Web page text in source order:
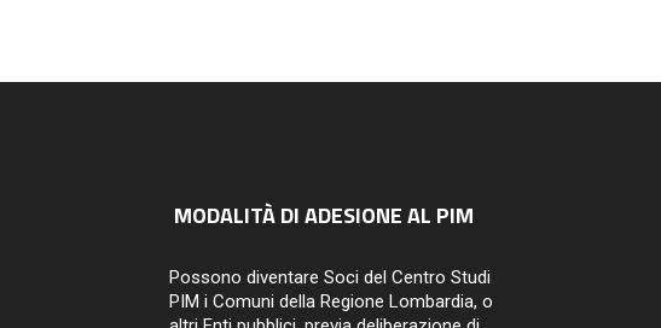
MODALITÀ DI ADESIONE AL PIM
Possono diventare Soci del Centro Studi
PIM i Comuni della Regione Lombardia, o